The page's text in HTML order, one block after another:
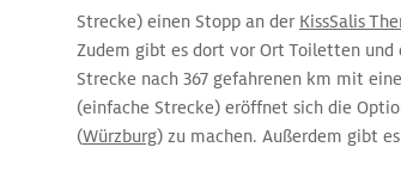
Strecke) einen Stopp an der KissSalis
Zudem gibt es dort vor Ort Toiletten
Strecke nach 367 gefahrenen km mit
(einfache Strecke) eröffnet sich die
(Würzburg) zu machen. Außerdem gibt